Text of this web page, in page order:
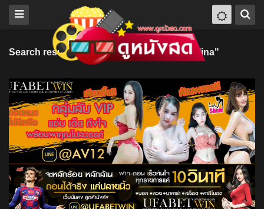
Search results for "Fernando González Molina"